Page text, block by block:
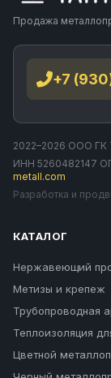
Продажа
+7
2022–2026 ООО ГК
ИНН 5260482147
metall.com
Разработка и
КАТАЛОГ
Нержавеющий
Метизы и крепеж
Трубопроводная
Теплоизоляция
Цветной